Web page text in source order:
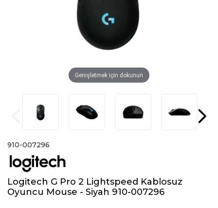
Genişletmek için dokunun
910-007296
Logitech G Pro 2 Lightspeed Kablosuz
Oyuncu Mouse - Siyah 910-007296